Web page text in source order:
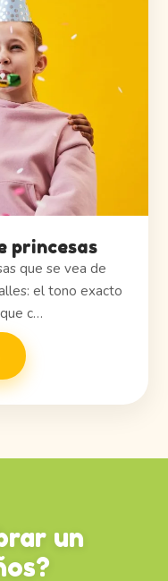
princesas
que se vea de
el tono exacto
c…
un